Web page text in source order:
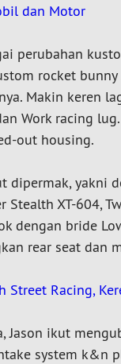
dan Motor
perubahan
rocket
Makin keren
Work racing
out housing.
yakni
Stealth XT-604,
dengan bride
rear seat dan
Street Racing,
Jason ikut
system k&n